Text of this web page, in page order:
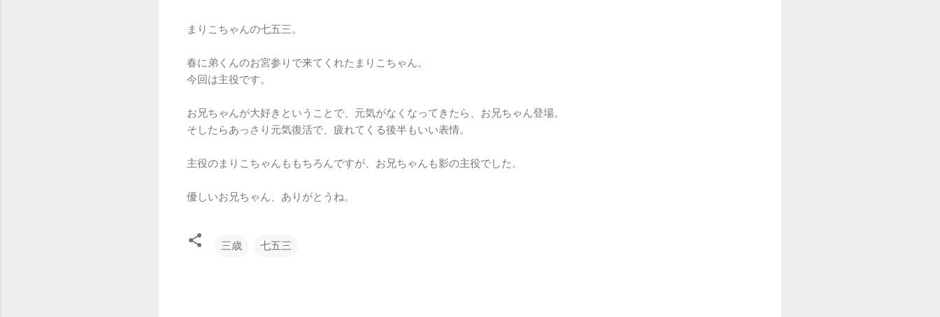
まりこちゃんの七五三。
春に弟くんのお宮参りで来てくれたまりこちゃん。
今回は主役です。
お兄ちゃんが大好きということで、元気がなくなってきたら、お兄ちゃん登場。
そしたらあっさり元気復活で、疲れてくる後半もいい表情。
主役のまりこちゃんももちろんですが、お兄ちゃんも影の主役でした。
優しいお兄ちゃん、ありがとうね。
三歳 七五三